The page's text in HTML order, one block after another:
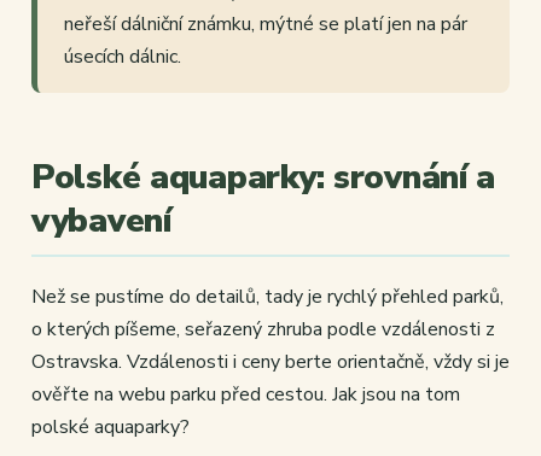
neřeší dálniční známku, mýtné se platí jen na pár
úsecích dálnic.
Polské aquaparky: srovnání a
vybavení
Než se pustíme do detailů, tady je rychlý přehled parků,
o kterých píšeme, seřazený zhruba podle vzdálenosti z
Ostravska. Vzdálenosti i ceny berte orientačně, vždy si je
ověřte na webu parku před cestou. Jak jsou na tom
polské aquaparky?